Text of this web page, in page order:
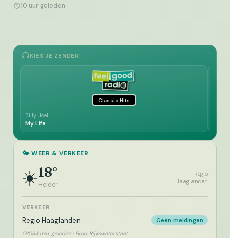
10 uur geleden
KIES JE ZENDER
Classic Hits
Billy Joel
My Life
🌤️ WEER & VERKEER
☀️18°
Helder
Regio
Haaglanden
VERKEER
Regio Haaglanden Geen meldingen
58084 min. geleden · Bron: Rijkswaterstaat